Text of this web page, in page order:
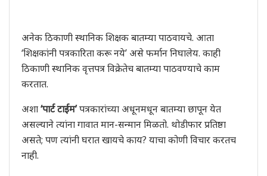
अनेक ठिकाणी स्थानिक शिक्षक बातम्या पाठवायचे. आता
‘शिक्षकांनी पत्रकारिता करू नये’ असे फर्मान निघालेय. काही
ठिकाणी स्थानिक वृत्तपत्र विक्रेतेच बातम्या पाठवण्याचे काम
करतात.
अशा‘पार्ट टाईम’पत्रकारांच्या अधूनमधून बातम्या छापून येत
असल्याने त्यांना गावात मान-सन्मान मिळतो. थोडीफार प्रतिष्ठा
असते; पण त्यांनी घरात खायचे काय? याचा कोणी विचार करतच
नाही.